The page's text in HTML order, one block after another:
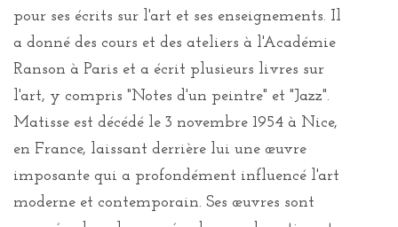
pour ses écrits sur l'art et ses enseignements. Il
a donné des cours et des ateliers à l'Académie
Ranson à Paris et a écrit plusieurs livres sur
l'art, y compris "Notes d'un peintre" et "Jazz".
Matisse est décédé le 3 novembre 1954 à Nice,
en France, laissant derrière lui une œuvre
imposante qui a profondément influencé l'art
moderne et contemporain. Ses œuvres sont